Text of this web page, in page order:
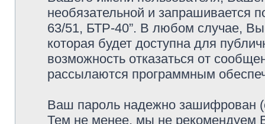
необязательной и запрашивается
63/51, БТР-40”. В любом случае,
которая будет доступна для
возможность отказаться от
рассылаются программным
Ваш пароль надежно зашифрован
Тем не менее, мы не рекомендуем